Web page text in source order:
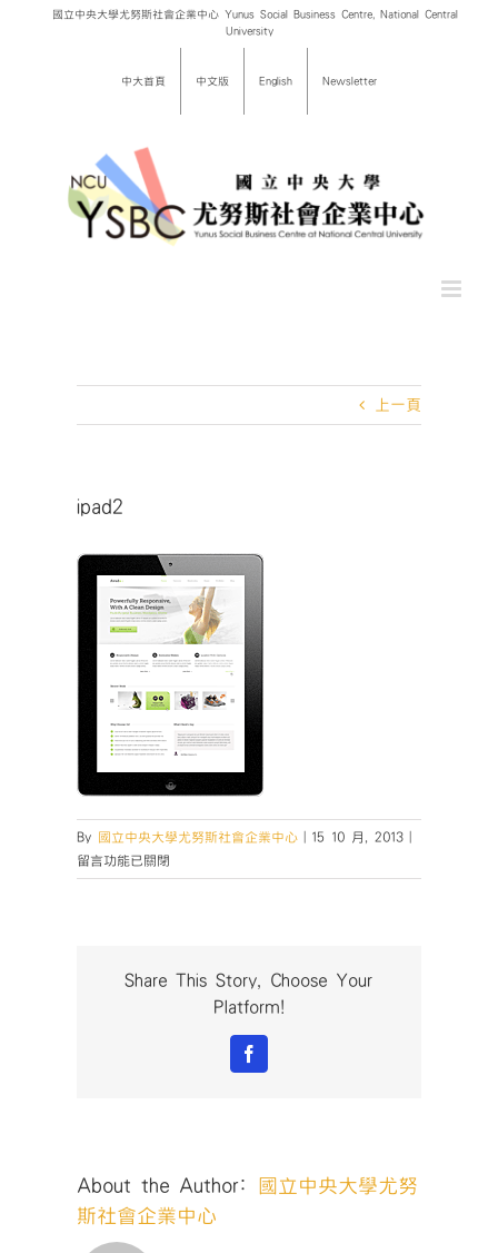
國立中央大學尤努斯社會企業中心 Yunus Social Business Centre, National Central
University
中大首頁 中文版 English Newsletter
上一頁
ipad2
By 國立中央大學尤努斯社會企業中心 15 10 月, 2013
中
留言功能已關閉
Share This Story, Choose Your
Platform!
Facebook
About the Author:
國立中央大學尤努
斯社會企業中心